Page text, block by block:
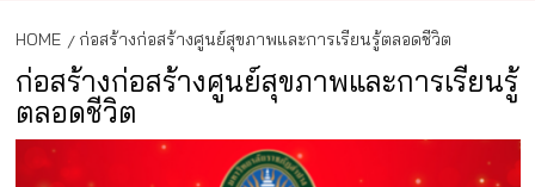
HOME ก่อสร้างก่อสร้างศูนย์สุขภาพและการเรียนรู้ตลอดชีวิต
ก่อสร้างก่อสร้างศูนย์สุขภาพและการเรียนรู้
ตลอดชีวิต